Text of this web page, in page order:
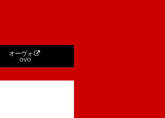
オーヴォ
OVO